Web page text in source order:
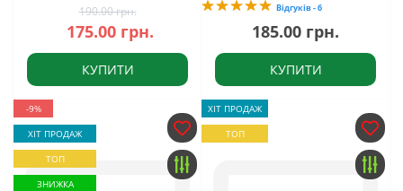
190.00 грн.
175.00 грн.
КУПИТИ
Відгуків - 6
185.00 грн.
КУПИТИ
-9%
ХІТ ПРОДАЖ
ТОП
ЗНИЖКА
ХІТ ПРОДАЖ
ТОП